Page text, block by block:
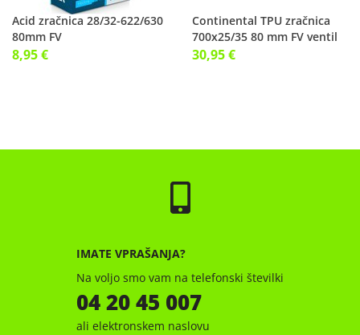
Acid zračnica 28/32-622/630
80mm FV
8,95 €
Continental TPU zračnica
700x25/35 80 mm FV ventil
30,95 €
IMATE VPRAŠANJA?
Na voljo smo vam na telefonski številki
04 20 45 007
ali elektronskem naslovu